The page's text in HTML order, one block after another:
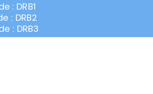
: DRB1
: DRB2
: DRB3